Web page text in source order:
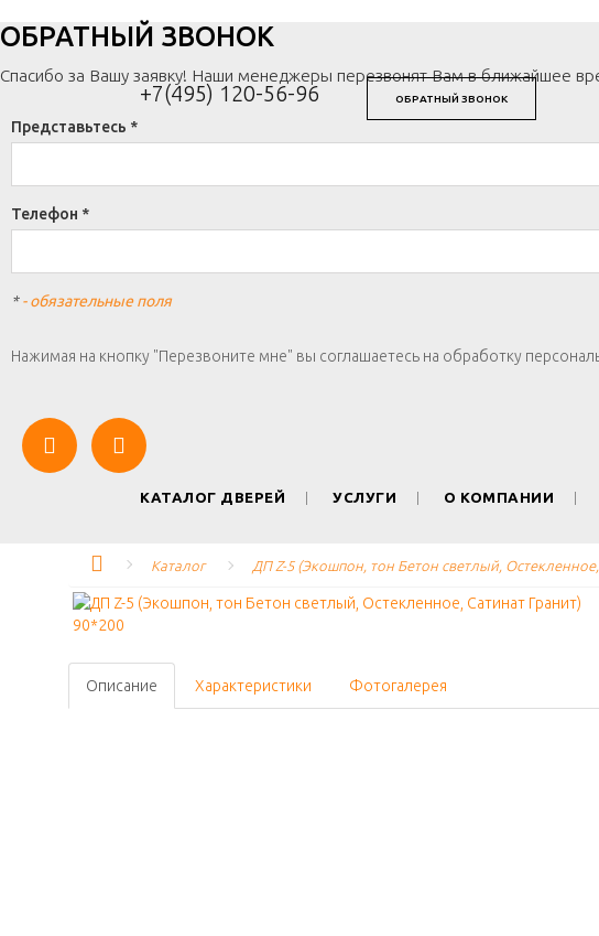
+7(495) 120-56-96 ОБРАТНЫЙ ЗВОНОК
ОБРАТНЫЙ ЗВОНОК
Спасибо за Вашу заявку! Наши менеджеры перезвонят Вам в ближайшее
Представьтесь *
Телефон *
*- обязательные поля
Нажимая на кнопку "Перезвоните мне" вы соглашаетесь на обработку
КАТАЛОГ ДВЕРЕЙ УСЛУГИ О КОМПАНИИ
Каталог ДП Z-5 (Экошпон, тон Бетон светлый,
Описание Характеристики Фотогалерея